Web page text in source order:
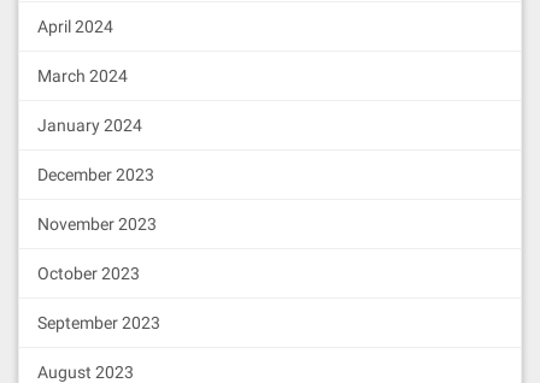
April 2024
March 2024
January 2024
December 2023
November 2023
October 2023
September 2023
August 2023